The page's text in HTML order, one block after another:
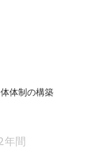
体制の構築
年間